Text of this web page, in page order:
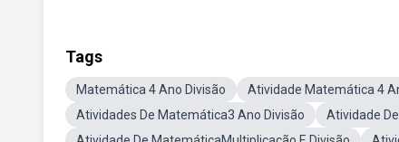
Tags
Matemática 4 Ano Divisão Atividade Matemática 4
Atividades De Matemática3 Ano Divisão
Atividade